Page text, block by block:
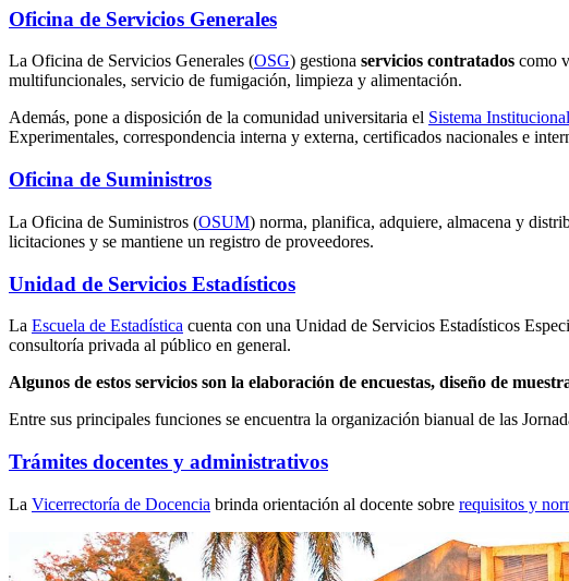
Oficina de Servicios Generales
La Oficina de Servicios Generales (OSG) gestiona servicios contratados como
multifuncionales, servicio de fumigación, limpieza y alimentación.
Además, pone a disposición de la comunidad universitaria el Sistema
Experimentales, correspondencia interna y externa, certificados nacionales e
Oficina de Suministros
La Oficina de Suministros (OSUM) norma, planifica, adquiere, almacena y
licitaciones y se mantiene un registro de proveedores.
Unidad de Servicios Estadísticos
La Escuela de Estadística cuenta con una Unidad de Servicios Estadísticos
consultoría privada al público en general.
Algunos de estos servicios son la elaboración de encuestas, diseño de
Entre sus principales funciones se encuentra la organización bianual de las
Trámites docentes y administrativos
La Vicerrectoría de Docencia brinda orientación al docente sobre requisitos y